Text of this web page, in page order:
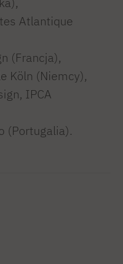
Atlantique
(Francja),
Köln (Niemcy),
IPCA
(Portugalia).